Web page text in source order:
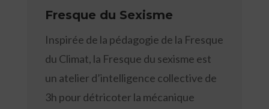
Fresque du Sexisme
Inspirée de la pédagogie de la Fresque
du Climat, la Fresque du sexisme est
un atelier d’intelligence collective de
3h pour détricoter la mécanique